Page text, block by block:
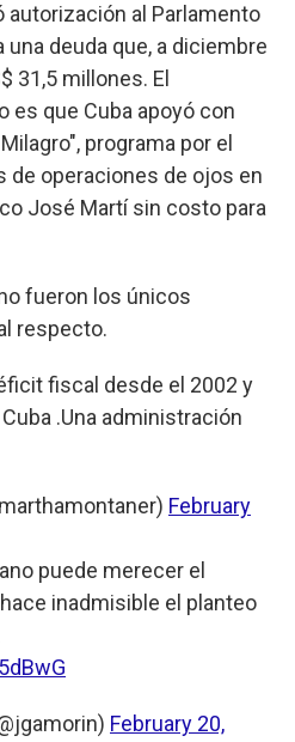
autorización al Parlamento
una deuda que, a diciembre
31,5 millones. El
es que Cuba apoyó con
programa por el
de operaciones de ojos en
José Martí sin costo para
fueron los únicos
respecto.
fiscal desde el 2002 y
.Una administración
February
puede merecer el
inadmisible el planteo
February 20,